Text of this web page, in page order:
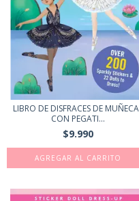
LIBRO DE DISFRACES DE
CON PEGATI...
$9.990